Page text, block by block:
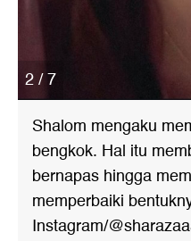
2 / 7
Shalom mengaku
bengkok. Hal itu
bernapas hingga
memperbaiki
Instagram/